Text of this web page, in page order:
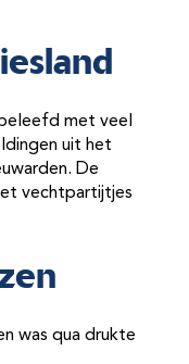
met veel
uit het
De
vechtpartijtjes
was qua drukte